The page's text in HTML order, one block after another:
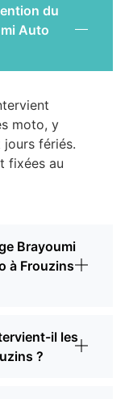
du
Auto
moto, y
fériés.
fixées au
Brayoumi
à Frouzins
il les
?